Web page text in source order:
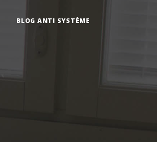
BLOG ANTI SYSTÈME